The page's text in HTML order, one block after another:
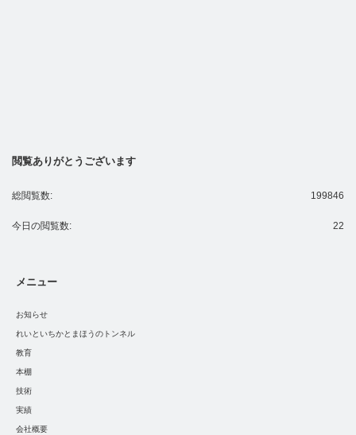
閲覧ありがとうございます
199846
総閲覧数:
22
今日の閲覧数:
メニュー
お知らせ
れいといちかとまほうのトンネル
教育
本棚
技術
実績
会社概要